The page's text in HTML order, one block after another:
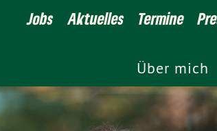
Jobs Aktuelles Termine
Über mich